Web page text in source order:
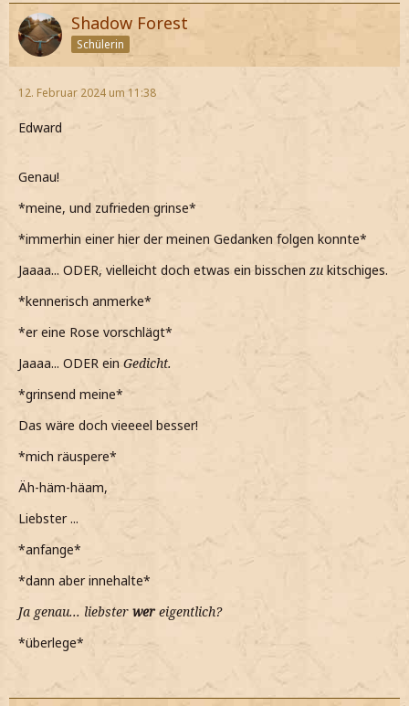
Shadow Forest
Schülerin
12. Februar 2024 um 11:38
Edward
Genau!
*meine, und zufrieden grinse*
*immerhin einer hier der meinen Gedanken folgen konnte*
Jaaaa... ODER, vielleicht doch etwas ein bisschen zu kitschiges.
*kennerisch anmerke*
*er eine Rose vorschlägt*
Jaaaa... ODER ein Gedicht.
*grinsend meine*
Das wäre doch vieeeel besser!
*mich räuspere*
Äh-häm-häam,
Liebster ...
*anfange*
*dann aber innehalte*
Ja genau... liebster wereigentlich?
*überlege*